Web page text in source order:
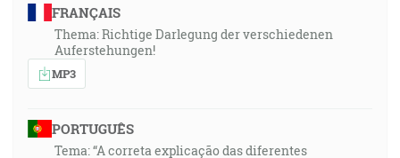
FRANÇAIS
Thema: Richtige Darlegung der verschiedenen
Auferstehungen!
MP3
PORTUGUÊS
Tema: “A correta explicação das diferentes